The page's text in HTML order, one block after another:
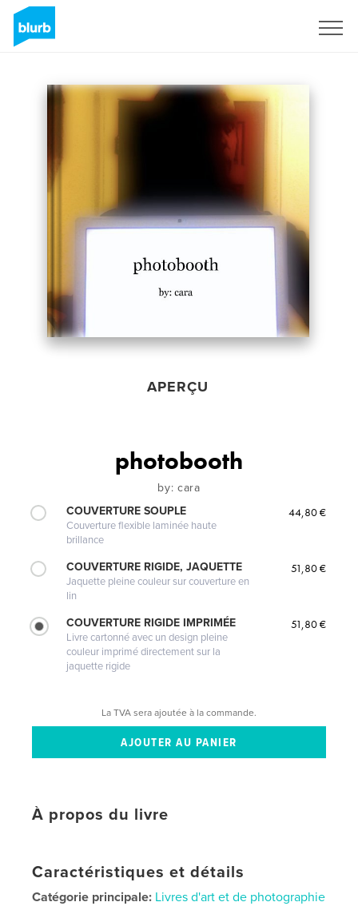
APERÇU
photobooth
by: cara
COUVERTURE SOUPLE
Couverture flexible laminée haute
brillance
44,80 €
COUVERTURE RIGIDE, JAQUETTE
Jaquette pleine couleur sur couverture en
lin
51,80 €
COUVERTURE RIGIDE IMPRIMÉE
Livre cartonné avec un design pleine
couleur imprimé directement sur la
jaquette rigide
51,80 €
La TVA sera ajoutée à la commande.
À propos du livre
Caractéristiques et détails
Catégorie principale: Livres d'art et de photographie